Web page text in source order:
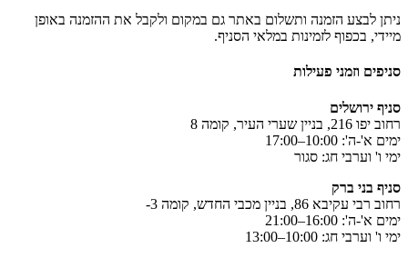
ניתן לבצע הזמנה ותשלום באתר גם במקום ולקבל את ההזמנה באופן
מיידי, בכפוף לזמינות במלאי הסניף.
סניפים וזמני פעילות
סניף ירושלים
רחוב יפו 216, בניין שערי העיר, קומה 8
ימים א'-ה': 10:00–17:00
ימי ו' וערבי חג: סגור
סניף בני ברק
רחוב רבי עקיבא 86, בניין מכבי החדש, קומה ‎-3
ימים א'-ה': 16:00–21:00
ימי ו' וערבי חג: 10:00–13:00